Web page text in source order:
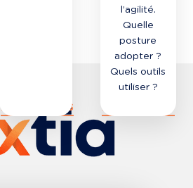
LE PARCOURS
LE PARCOURS
l’agilité.
Quelle
posture
adopter ?
Quels outils
utiliser ?